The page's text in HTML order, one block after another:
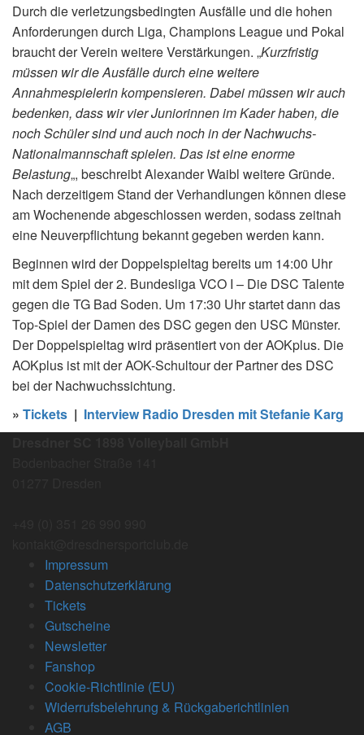
Durch die verletzungsbedingten Ausfälle und die hohen
Anforderungen durch Liga, Champions League und Pokal
braucht der Verein weitere Verstärkungen. „Kurzfristig
müssen wir die Ausfälle durch eine weitere
Annahmespielerin kompensieren. Dabei müssen wir auch
bedenken, dass wir vier Juniorinnen im Kader haben, die
noch Schüler sind und auch noch in der Nachwuchs-
Nationalmannschaft spielen. Das ist eine enorme
Belastung„, beschreibt Alexander Waibl weitere Gründe.
Nach derzeitigem Stand der Verhandlungen können diese
am Wochenende abgeschlossen werden, sodass zeitnah
eine Neuverpflichtung bekannt gegeben werden kann.
Beginnen wird der Doppelspieltag bereits um 14:00 Uhr
mit dem Spiel der 2. Bundesliga VCO I – Die DSC Talente
gegen die TG Bad Soden. Um 17:30 Uhr startet dann das
Top-Spiel der Damen des DSC gegen den USC Münster.
Der Doppelspieltag wird präsentiert von der AOKplus. Die
AOKplus ist mit der AOK-Schultour der Partner des DSC
bei der Nachwuchssichtung.
» Tickets | Interview Radio Dresden mit Stefanie Karg
Impressum
Datenschutzerklärung
Tickets
Gutscheine
Newsletter
Fanshop
Cookie-Richtlinie (EU)
Widerrufsbelehrung & Rückgaberichtlinien
AGB